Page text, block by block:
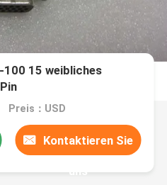
100 15 weibliches
Preis：USD
Kontaktieren Sie
uns